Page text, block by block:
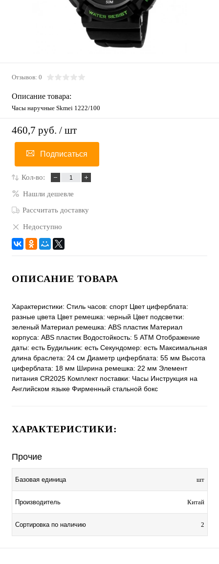
Отзывов: 0
Описание товара:
Часы наручные Skmei 1222/100
460,7 руб. / шт
Подписаться
Кол-во:
Нашли дешевле
Рассчитать доставку
Недоступно
ОПИСАНИЕ ТОВАРА
Характеристики: Стиль часов: спорт Цвет циферблата:
разные цвета Цвет ремешка: черный Цвет подсветки:
зеленый Материал ремешка: ABS пластик Материал
корпуса: ABS пластик Водостойкость: 5 АТМ Отображение
даты: есть Будильник: есть Секундомер: есть Максимальная
длина браслета: 24 см Диаметр циферблата: 55 мм Высота
циферблата: 18 мм Ширина ремешка: 22 мм Элемент
питания CR2025 Комплект поставки: Часы Инструкция на
Английском языке Фирменный стальной бокс
ХАРАКТЕРИСТИКИ:
Прочие
Базовая единица шт
Производитель Китай
Сортировка по наличию 2